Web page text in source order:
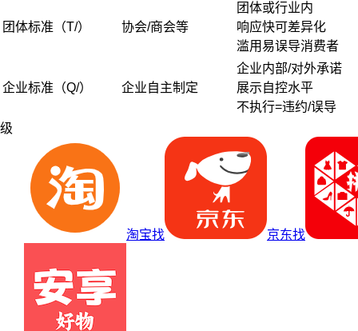
团体标准（T/） 协会/商会等
团体或行业内
响应快可差异化
滥用易误导消费者
企业标准（Q/） 企业自主制定
企业内部/对外承诺
展示自控水平
不执行=违约/误导
级
淘宝找 京东找